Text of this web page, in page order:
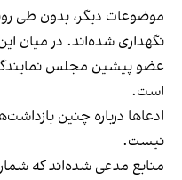
موضوعات دیگر، بدون طی
نگهداری شده‌اند. در میان
عضو پیشین مجلس
است.
ادعاها درباره چنین
نیست.
منابع مدعی شده‌اند که